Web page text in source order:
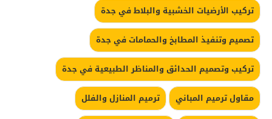
تركيب الأرضيات الخشبية والبلاط في جدة
تصميم وتنفيذ المطابخ والحمامات في جدة
تركيب وتصميم الحدائق والمناظر الطبيعية في جدة
مقاول ترميم المباني
ترميم المنازل والفلل